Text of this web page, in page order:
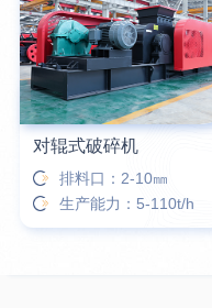
对辊式破碎机
排料口：2-10㎜
生产能力：5-110t/h